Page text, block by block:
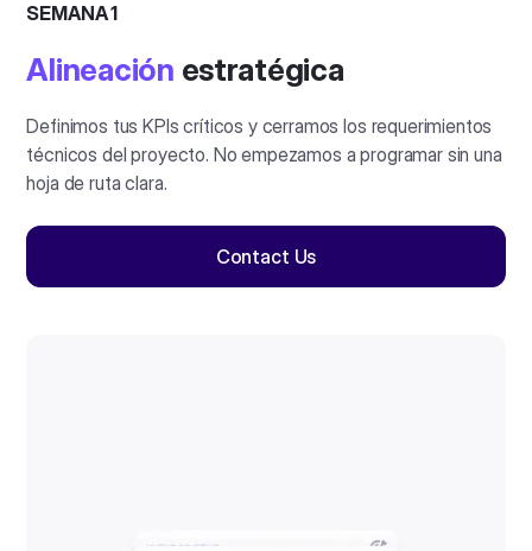
SEMANA 1
Alineación estratégica
Definimos tus KPIs críticos y cerramos los requerimientos
técnicos del proyecto. No empezamos a programar sin una
hoja de ruta clara.
Contact Us